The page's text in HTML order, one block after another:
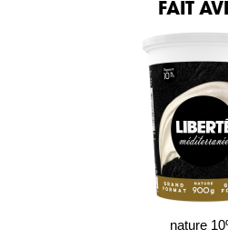
FAIT
nature